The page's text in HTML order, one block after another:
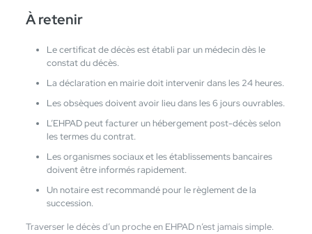
À retenir
Le certificat de décès est établi par un médecin dès le
constat du décès.
La déclaration en mairie doit intervenir dans les 24 heures.
Les obsèques doivent avoir lieu dans les 6 jours ouvrables.
L’EHPAD peut facturer un hébergement post-décès selon
les termes du contrat.
Les organismes sociaux et les établissements bancaires
doivent être informés rapidement.
Un notaire est recommandé pour le règlement de la
succession.
Traverser le décès d’un proche en EHPAD n’est jamais simple.